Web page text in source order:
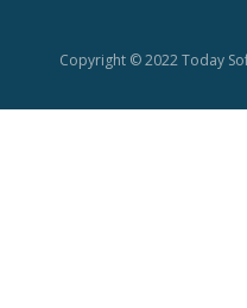
Copyright © 2022 Today